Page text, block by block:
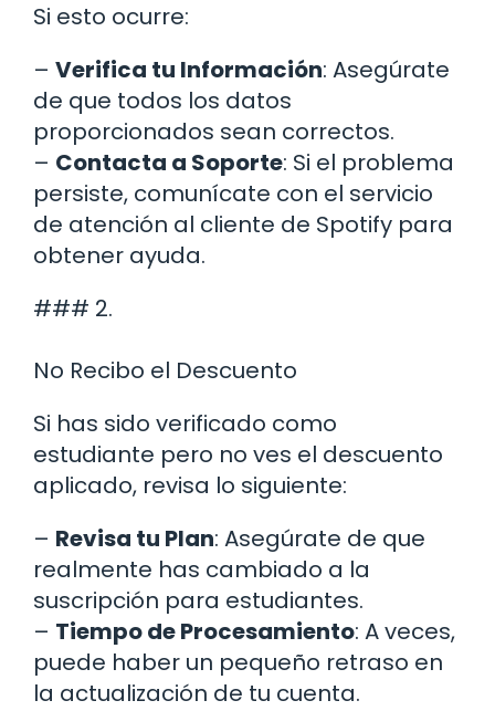
Si esto ocurre:
– Verifica tu Información: Asegúrate
de que todos los datos
proporcionados sean correctos.
– Contacta a Soporte: Si el problema
persiste, comunícate con el servicio
de atención al cliente de Spotify para
obtener ayuda.
### 2.
No Recibo el Descuento
Si has sido verificado como
estudiante pero no ves el descuento
aplicado, revisa lo siguiente:
– Revisa tu Plan: Asegúrate de que
realmente has cambiado a la
suscripción para estudiantes.
– Tiempo de Procesamiento: A veces,
puede haber un pequeño retraso en
la actualización de tu cuenta.